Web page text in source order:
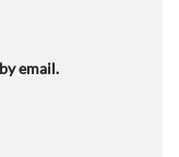
email.